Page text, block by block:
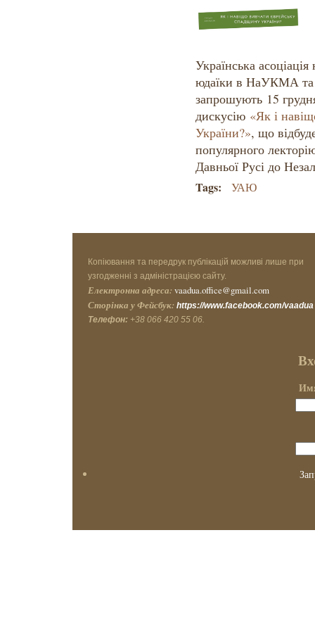
Українська
юдаїки в НаУКМА та
запрошують 15
дискусію «Як і
України?», що
популярного
Давньої Русі до
Tags: УАЮ
Копіювання та передрук публікацій можливі лише при
узгодженні з адміністрацією сайту.
Електронна адреса: vaadua.office@gmail.com
Сторінка у Фейсбук: https://www.facebook.com/vaadua
Телефон: +38 066 420 55 06.